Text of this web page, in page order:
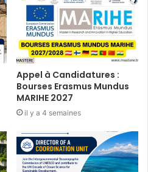
Appel à Candidatures :
Bourses Erasmus Mundus
MARIHE 2027
il y a 4 semaines